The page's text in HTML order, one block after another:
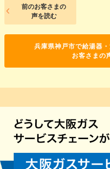
前のお客さまの
声を読む
兵庫県神戸市で給湯器
お客さまの